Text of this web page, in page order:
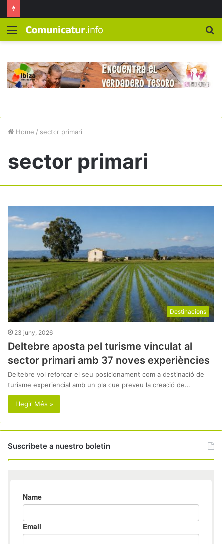
Menú
Home / sector primari
sector primari
Destinacions
23 juny, 2026
Deltebre aposta pel turisme vinculat al
sector primari amb 37 noves experiències
Deltebre vol reforçar el seu posicionament com a destinació de
turisme experiencial amb un pla que preveu la creació de…
Llegir Més »
Suscribete a nuestro boletin